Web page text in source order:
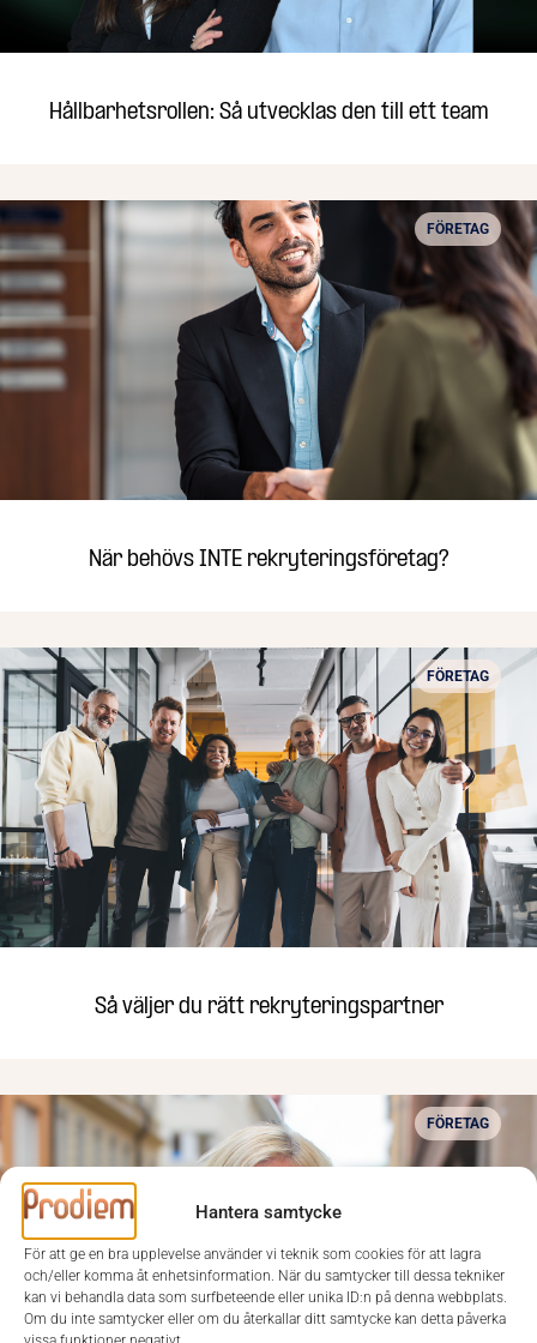
Hantera samtycke
För att ge en bra upplevelse använder vi teknik som cookies för att lagra
och/eller komma åt enhetsinformation. När du samtycker till dessa tekniker
kan vi behandla data som surfbeteende eller unika ID:n på denna webbplats.
Om du inte samtycker eller om du återkallar ditt samtycke kan detta påverka
Hållbarhetsrollen: Så utvecklas den till ett team
FÖRETAG
När behövs INTE rekryteringsföretag?
FÖRETAG
Så väljer du rätt rekryteringspartner
FÖRETAG